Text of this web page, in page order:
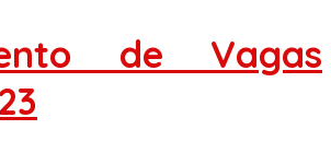
de Vagas